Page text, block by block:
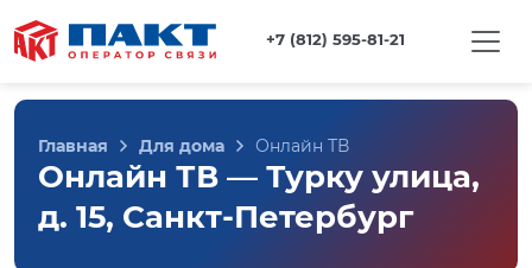
+7 (812) 595-81-21
Главная Для дома Онлайн ТВ
Онлайн ТВ — Турку улица,
д. 15, Санкт-Петербург